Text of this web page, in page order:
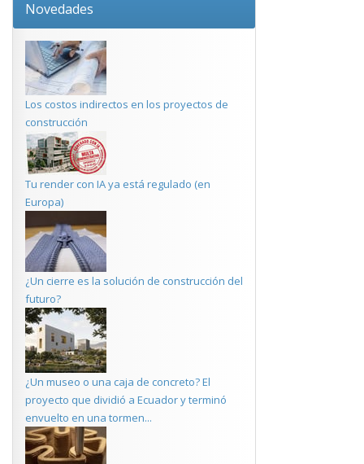
Novedades
Los costos indirectos en los proyectos de
construcción
Tu render con IA ya está regulado (en
Europa)
¿Un cierre es la solución de construcción del
futuro?
¿Un museo o una caja de concreto? El
proyecto que dividió a Ecuador y terminó
envuelto en una tormen...